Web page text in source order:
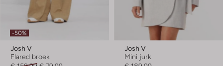
-50%
Josh V
Flared broek
Josh V
Mini jurk